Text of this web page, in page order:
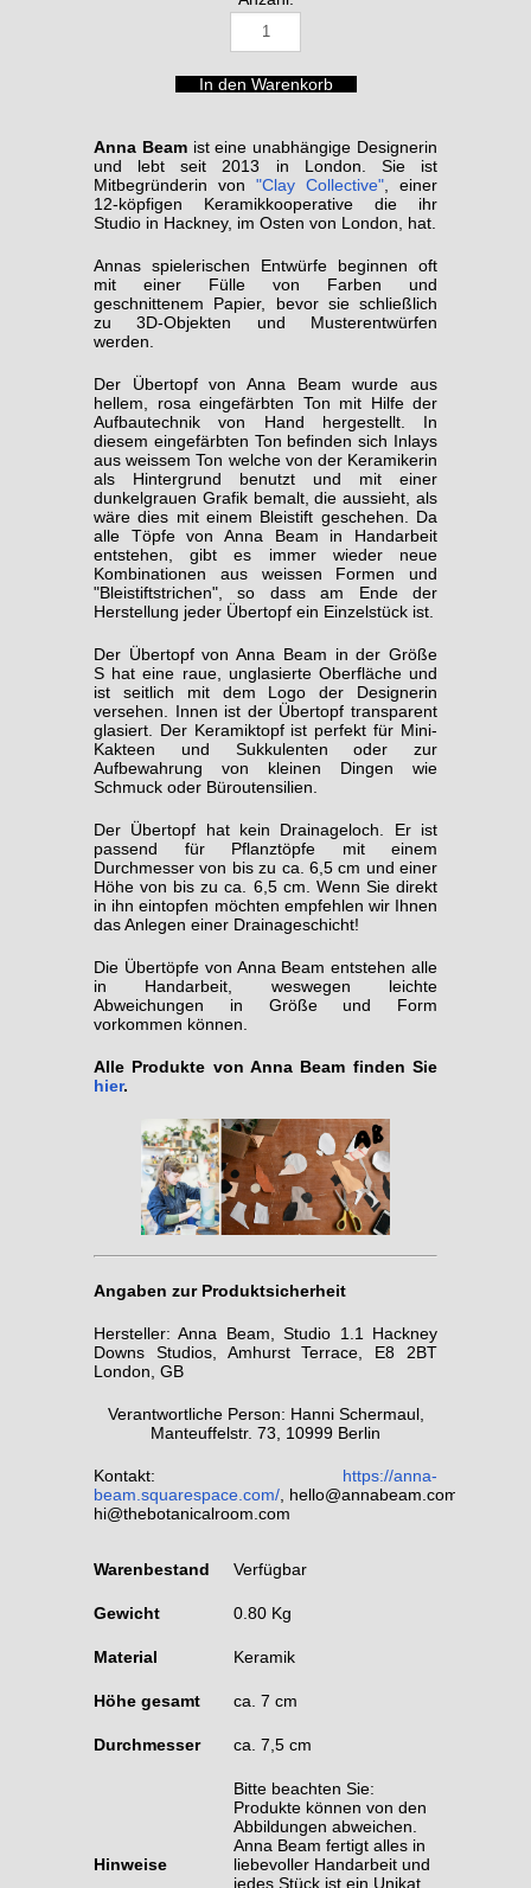
Anna Beamist eine unabhängige Designerin
und lebt seit 2013 in London. Sie ist
Mitbegründerin von "Clay Collective" , einer
12-köpfigen Keramikkooperative die ihr
Studio in Hackney, im Osten von London, hat.
Annas spielerischen Entwürfe beginnen oft
mit einer Fülle von Farben und
geschnittenem Papier, bevor sie schließlich
zu 3D-Objekten und Musterentwürfen
werden.
Der Übertopf von Anna Beam wurde aus
hellem, rosa eingefärbten Ton mit Hilfe der
Aufbautechnik von Hand hergestellt. In
diesem eingefärbten Ton befinden sich Inlays
aus weissem Ton welche von der Keramikerin
als Hintergrund benutzt und mit einer
dunkelgrauen Grafik bemalt, die aussieht, als
wäre dies mit einem Bleistift geschehen. Da
alle Töpfe von Anna Beam in Handarbeit
entstehen, gibt es immer wieder neue
Kombinationen aus weissen Formen und
"Bleistiftstrichen", so dass am Ende der
Herstellung jeder Übertopf ein Einzelstück ist.
Der Übertopf von Anna Beam in der Größe
S hat eine raue, unglasierte Oberfläche und
ist seitlich mit dem Logo der Designerin
versehen. Innen ist der Übertopf transparent
glasiert. Der Keramiktopf ist perfekt für Mini-
Kakteen und Sukkulenten oder zur
Aufbewahrung von kleinen Dingen wie
Schmuck oder Büroutensilien.
Der Übertopf hat kein Drainageloch. Er ist
passend für Pflanztöpfe mit einem
Durchmesser von bis zu ca. 6,5 cm und einer
Höhe von bis zu ca. 6,5 cm. Wenn Sie direkt
in ihn eintopfen möchten empfehlen wir Ihnen
das Anlegen einer Drainageschicht!
Die Übertöpfe von Anna Beam entstehen alle
in Handarbeit, weswegen leichte
Abweichungen in Größe und Form
vorkommen können.
Alle Produkte von Anna Beam finden Sie
hier.
Angaben zur Produktsicherheit
Hersteller: Anna Beam, Studio 1.1 Hackney
Downs Studios, Amhurst Terrace, E8 2BT
London, GB
Verantwortliche Person: Hanni Schermaul,
Manteuffelstr. 73, 10999 Berlin
Kontakt: https://anna-
beam.squarespace.com/, hello@annabeam.com,
hi@thebotanicalroom.com
Warenbestand Verfügbar
Gewicht 0.80 Kg
Material Keramik
Höhe gesamt ca. 7 cm
Durchmesser ca. 7,5 cm
Hinweise
Bitte beachten Sie:
Produkte können von den
Abbildungen abweichen.
Anna Beam fertigt alles in
liebevoller Handarbeit und
jedes Stück ist ein Unikat,